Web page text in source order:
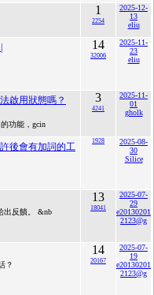
1
2254
2025-12-
13
eliu
14
32006
2025-11-
23
eliu
啟用狀態嗎？
功能，gcin
3
4241
2025-11-
01
gholk
後會有加詞的工
1928
2025-08-
30
Silice
出反饋。 &nb
13
18041
2025-07-
29
e20130201
2123@g
？
14
20167
2025-07-
19
e20130201
2123@g